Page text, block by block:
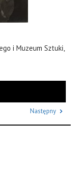
i Muzeum Sztuki,
Następny